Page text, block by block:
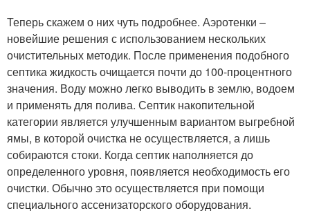
Теперь скажем о них чуть подробнее. Аэротенки –
новейшие решения с использованием нескольких
очистительных методик. После применения подобного
септика жидкость очищается почти до 100-процентного
значения. Воду можно легко выводить в землю, водоем
и применять для полива. Септик накопительной
категории является улучшенным вариантом выгребной
ямы, в которой очистка не осуществляется, а лишь
собираются стоки. Когда септик наполняется до
определенного уровня, появляется необходимость его
очистки. Обычно это осуществляется при помощи
специального ассенизаторского оборудования.